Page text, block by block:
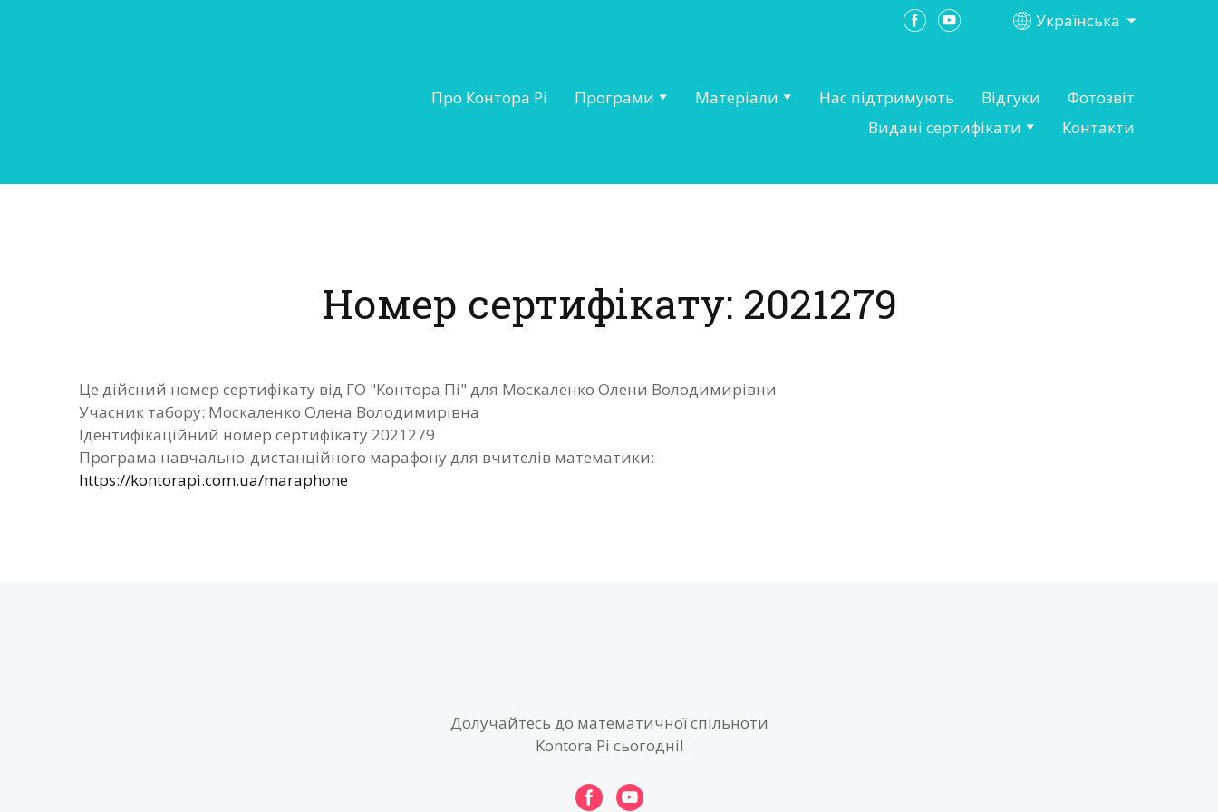
Українська
Про Контора Рі Програми Матеріали Нас підтримують Відгуки
Фотозвіт
Видані сертифікати
Контакти
Номер сертифікату: 2021279
Це дійсний номер сертифікату від ГО "Контора Пі" для Москаленко Олени Володимирівни
Учасник табору: Москаленко Олена Володимирівна
Ідентифікаційний номер сертифікату 2021279
Програма навчально-дистанційного марафону для вчителів математики:
https://kontorapi.com.ua/maraphone
Долучайтесь до математичної спільноти
Kontora Pi сьогодні!